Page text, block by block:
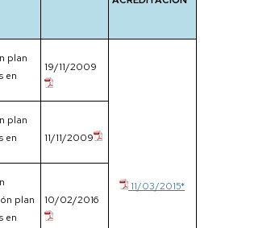
plan
en
19/11/2009
11/03/2015*
plan
en
11/11/2009
plan
en
10/02/2016